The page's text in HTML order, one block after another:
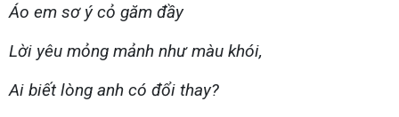
Áo em sơ ý cỏ găm đầy
Lời yêu mỏng mảnh như màu khói,
Ai biết lòng anh có đổi thay?